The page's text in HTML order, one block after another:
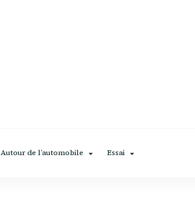
Autour de l’automobile Essai